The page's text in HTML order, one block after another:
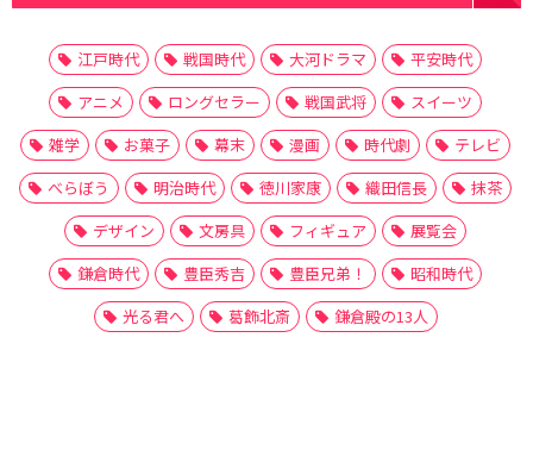
江戸時代 戦国時代 大河ドラマ
平安時代
アニメ
ロングセラー 戦国武将
スイーツ
雑学
お菓子 幕末 漫画 時代劇
テレビ
べらぼう
明治時代 徳川家康 織田信長
抹茶
デザイン
文房具 フィギュア
展覧会
鎌倉時代
豊臣秀吉 豊臣兄弟！
昭和時代
光る君へ
葛飾北斎 鎌倉殿の13人